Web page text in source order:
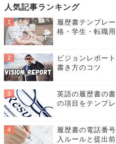
人気記事ランキング
履歴書テンプレ
格・学生・転職
ビジョンレポー
書き方のコツ
英語の履歴書の
の項目をテンプ
履歴書の電話番
入ルールと提出